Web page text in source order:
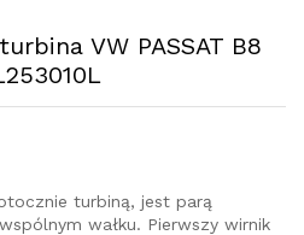
VW PASSAT B8
turbiną, jest parą
wałku. Pierwszy wirnik